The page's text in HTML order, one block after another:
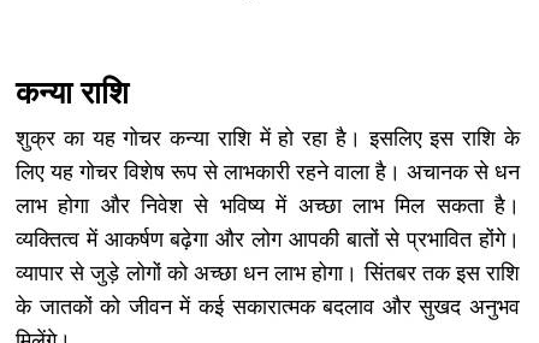
कन्या राशि
शुक्र का यह गोचर कन्या राशि में हो रहा है। इसलिए इस राशि के
लिए यह गोचर विशेष रूप से लाभकारी रहने वाला है। अचानक से धन
लाभ होगा और निवेश से भविष्य में अच्छा लाभ मिल सकता है।
व्यक्तित्व में आकर्षण बढ़ेगा और लोग आपकी बातों से प्रभावित होंगे।
व्यापार से जुड़े लोगों को अच्छा धन लाभ होगा। सिंतबर तक इस राशि
के जातकों को जीवन में कई सकारात्मक बदलाव और सुखद अनुभव